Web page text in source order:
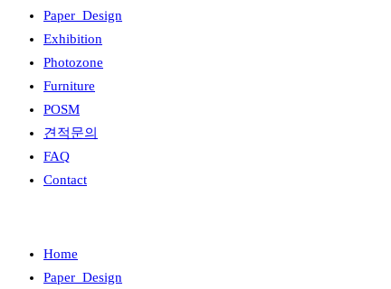
Paper_Design
Exhibition
Photozone
Furniture
POSM
견적문의
FAQ
Contact
Home
Paper_Design